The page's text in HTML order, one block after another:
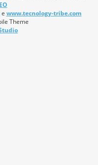
e www.tecnology-tribe.com
Theme